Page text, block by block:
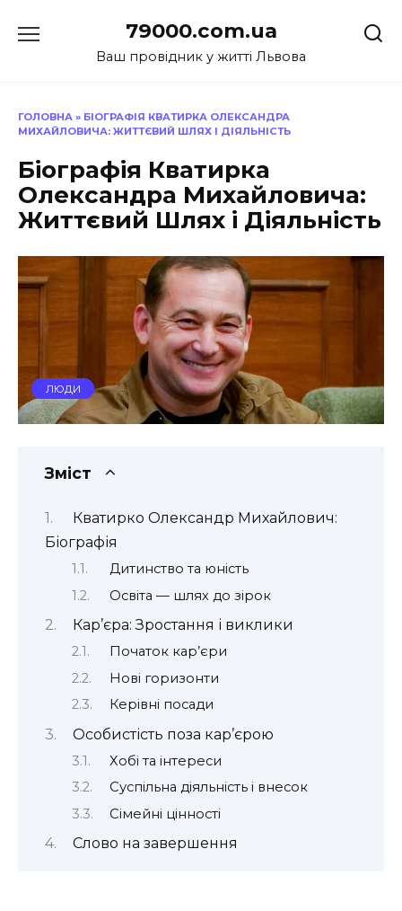
до
79000.com.ua
Ваш провідник у житті Львова
ГОЛОВНА » БІОГРАФІЯ КВАТИРКА ОЛЕКСАНДРА
МИХАЙЛОВИЧА: ЖИТТЄВИЙ ШЛЯХ І ДІЯЛЬНІСТЬ
Біографія Кватирка
Олександра Михайловича:
Життєвий Шлях і Діяльність
ЛЮДИ
Зміст
Кватирко Олександр Михайлович:
Біографія
Дитинство та юність
Освіта — шлях до зірок
Кар’єра: Зростання і виклики
Початок кар’єри
Нові горизонти
Керівні посади
Особистість поза кар’єрою
Хобі та інтереси
Суспільна діяльність і внесок
Сімейні цінності
Слово на завершення